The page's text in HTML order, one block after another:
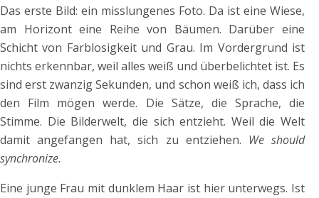
Das erste Bild: ein misslungenes Foto. Da ist eine Wiese,
am Horizont eine Reihe von Bäumen. Darüber eine
Schicht von Farblosigkeit und Grau. Im Vordergrund ist
nichts erkennbar, weil alles weiß und überbelichtet ist. Es
sind erst zwanzig Sekunden, und schon weiß ich, dass ich
den Film mögen werde. Die Sätze, die Sprache, die
Stimme. Die Bilderwelt, die sich entzieht. Weil die Welt
damit angefangen hat, sich zu entziehen. We should
synchronize.
Eine junge Frau mit dunklem Haar ist hier unterwegs. Ist